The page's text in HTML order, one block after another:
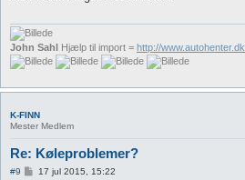
John Sahl Hjælp til import = http://www.autohenter.dk
K-FINN
Mester Medlem
Re: Køleproblemer?
#9 17 jul 2015, 15:22